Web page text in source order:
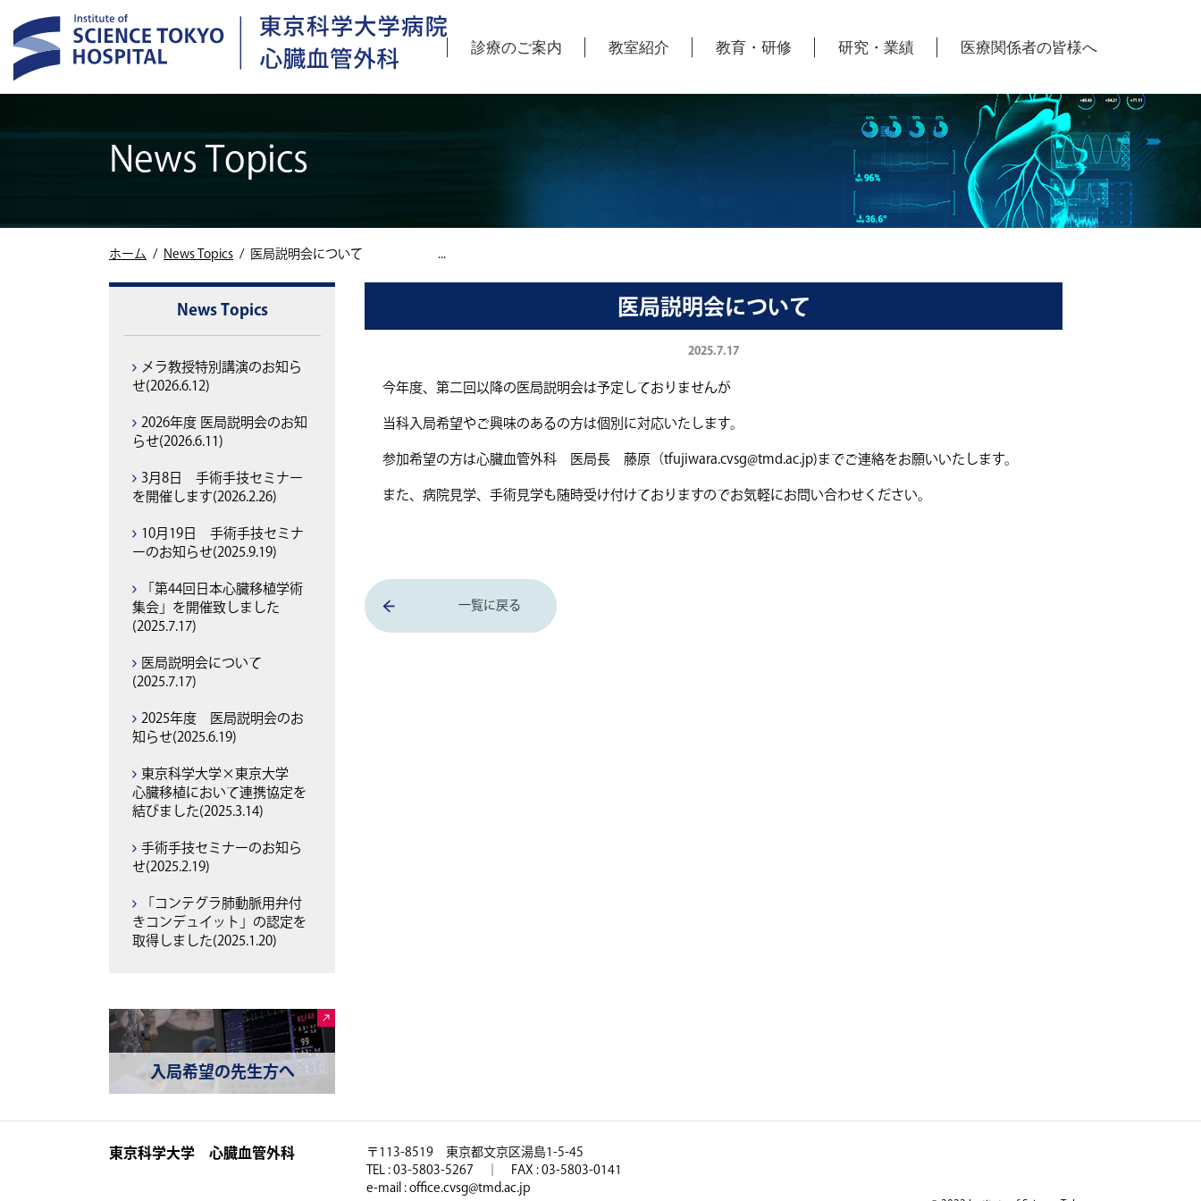
診療のご案内
高度な先進医療
教室紹介
関連病院 アクセス
教育・研修
関連病院
研究・業績 医療関係者の皆様へ
News Topics
ホーム News Topics 医局説明会について
News Topics
メラ教授特別講演のお知ら
せ(2026.6.12)
2026年度 医局説明会のお知
らせ(2026.6.11)
3月8日 手術手技セミナー
を開催します(2026.2.26)
10月19日 手術手技セミナ
ーのお知らせ(2025.9.19)
「第44回日本心臓移植学術
集会」を開催致しました
(2025.7.17)
医局説明会について
(2025.7.17)
2025年度 医局説明会のお
知らせ(2025.6.19)
東京科学大学×東京大学
心臓移植において連携協定を
結びました(2025.3.14)
手術手技セミナーのお知ら
せ(2025.2.19)
「コンテグラ肺動脈用弁付
きコンデュイット」の認定を
取得しました(2025.1.20)
入局希望の先生方へ
医局説明会について
2025.7.17
今年度、第二回以降の医局説明会は予定しておりませんが
当科入局希望やご興味のあるの方は個別に対応いたします。
参加希望の方は心臓血管外科 医局長 藤原（tfujiwara.cvsg@tmd.ac.jp)までご連絡をお願いいたします。
また、病院見学、手術見学も随時受け付けておりますのでお気軽にお問い合わせください。
一覧に戻る
東京科学大学 心臓血管外科
〒113-8519 東京都文京区湯島1-5-45
TEL : 03-5803-5267 ｜ FAX : 03-5803-0141
e-mail : office.cvsg@tmd.ac.jp